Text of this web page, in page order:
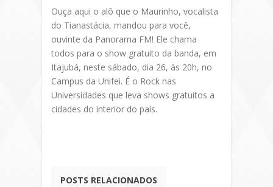
Ouça aqui o alô que o Maurinho, vocalista
do Tianastácia, mandou para você,
ouvinte da Panorama FM! Ele chama
todos para o show gratuito da banda, em
Itajubá, neste sábado, dia 26, às 20h, no
Campus da Unifei. É o Rock nas
Universidades que leva shows gratuitos a
cidades do interior do país.
POSTS RELACIONADOS